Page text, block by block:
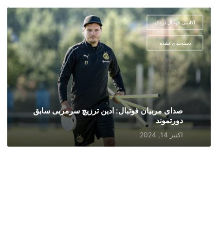
آکادمی فوتبال درفک
,
دسته‌بندی نشده
صدای مربیان فوتبال: ادین ترزیچ سرمربی سابق
دورتموند
اکتبر 14, 2024